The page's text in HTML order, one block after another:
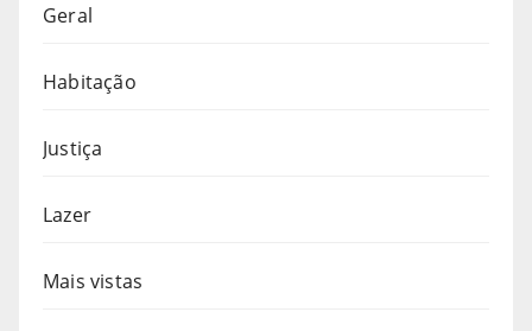
Geral
Habitação
Justiça
Lazer
Mais vistas